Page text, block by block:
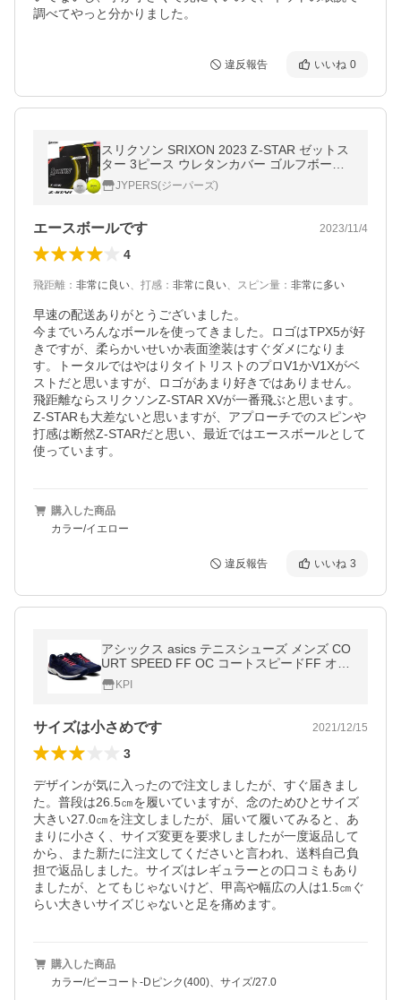
調べてやっと分かりました。
違反報告 いいね 0
スリクソン SRIXON 2023 Z-STAR ゼットス
ター 3ピース ウレタンカバー ゴルフボール
1ダース（12球入）USA直輸入品 USモデル
JYPERS(ジーパーズ)
エースボールです 2023/11/4
4
飛距離 ： 非常に良い、 打感 ： 非常に良い、 スピン量 ： 非常に多い
早速の配送ありがとうございました。
今までいろんなボールを使ってきました。ロゴはTPX5が好
きですが、柔らかいせいか表面塗装はすぐダメになりま
す。トータルではやはりタイトリストのプロV1かV1Xがベ
ストだと思いますが、ロゴがあまり好きではありません。
飛距離ならスリクソンZ-STAR XVが一番飛ぶと思います。
Z-STARも大差ないと思いますが、アプローチでのスピンや
打感は断然Z-STARだと思い、最近ではエースボールとして
使っています。
購入した商品
カラー/イエロー
違反報告 いいね 3
アシックス asics テニスシューズ メンズ CO
URT SPEED FF OC コートスピードFF オム
ニ・クレーコート用 1041A094-400『即日出
荷』KPI
サイズは小さめです 2021/12/15
3
デザインが気に入ったので注文しましたが、すぐ届きまし
た。普段は26.5㎝を履いていますが、念のためひとサイズ
大きい27.0㎝を注文しましたが、届いて履いてみると、あ
まりに小さく、サイズ変更を要求しましたが一度返品して
から、また新たに注文してくださいと言われ、送料自己負
担で返品しました。サイズはレギュラーとの口コミもあり
ましたが、とてもじゃないけど、甲高や幅広の人は1.5㎝ぐ
らい大きいサイズじゃないと足を痛めます。
購入した商品
カラー/ピーコート-Dピンク(400)、サイズ/27.0